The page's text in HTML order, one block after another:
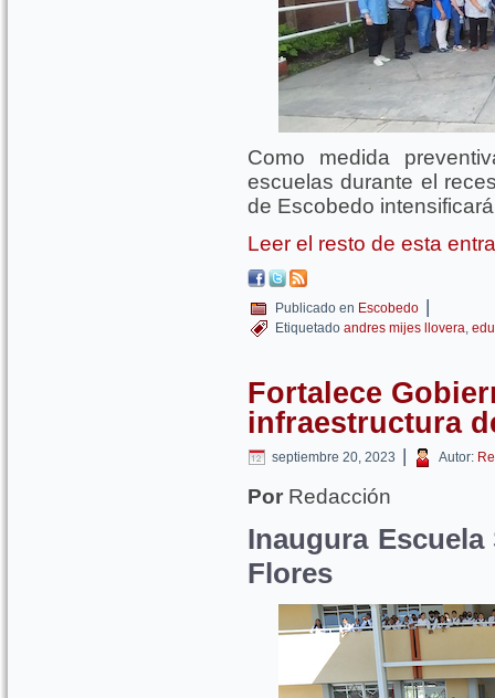
Como medida
escuelas durante el
de Escobedo
Leer el resto de esta
Publicado en Escobedo |
Etiquetado andres mijes llovera,
Fortalece
infraestructura
septiembre 20, 2023 | Autor:
Por Redacción
Inaugura
Flores